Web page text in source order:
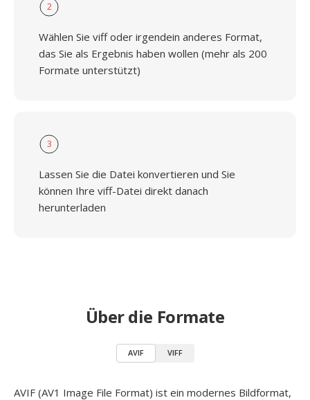
2
Wählen Sie viff oder irgendein anderes Format,
das Sie als Ergebnis haben wollen (mehr als 200
Formate unterstützt)
3
Lassen Sie die Datei konvertieren und Sie
können Ihre viff-Datei direkt danach
herunterladen
Über die Formate
AVIF VIFF
AVIF (AV1 Image File Format) ist ein modernes Bildformat,